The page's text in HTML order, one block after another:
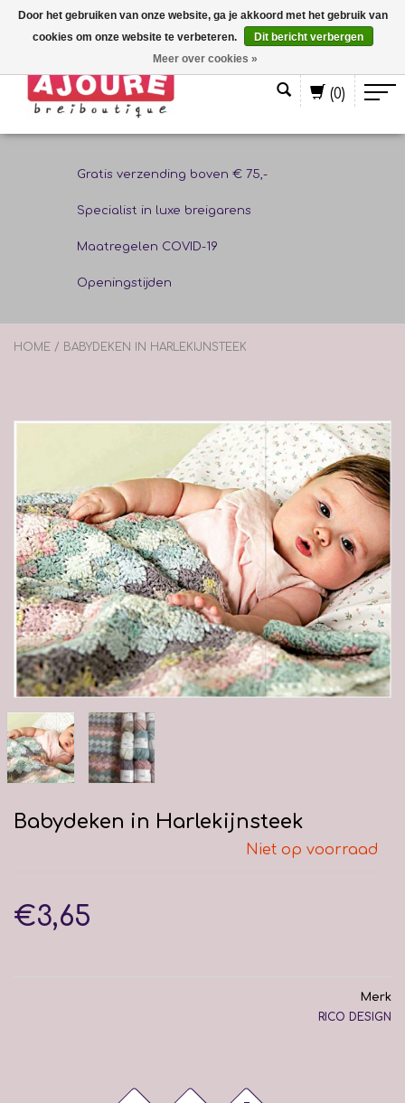
(0)
Gratis verzending boven € 75,-
Specialist in luxe breigarens
Maatregelen COVID-19
Openingstijden
HOME / BABYDEKEN IN HARLEKIJNSTEEK
Babydeken in Harlekijnsteek
Niet op voorraad
€3,65
Merk
RICO DESIGN
Door het gebruiken van onze website, ga je akkoord met het gebruik van
cookies om onze website te verbeteren.
Dit bericht verbergen
Meer over cookies »